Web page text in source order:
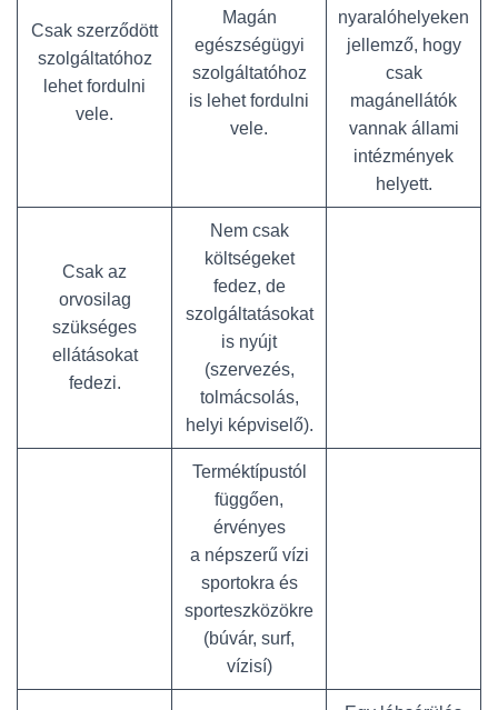
Csak szerződött
szolgáltatóhoz
lehet fordulni
vele.
Magán
egészségügyi
szolgáltatóhoz
is lehet fordulni
vele.
nyaralóhelyeken
jellemző, hogy
csak
magánellátók
vannak állami
intézmények
helyett.
Csak az
orvosilag
szükséges
ellátásokat
fedezi.
Nem csak
költségeket
fedez, de
szolgáltatásokat
is nyújt
(szervezés,
tolmácsolás,
helyi képviselő).
Terméktípustól
függően,
érvényes
a népszerű vízi
sportokra és
sporteszközökre
(búvár, surf,
vízisí)